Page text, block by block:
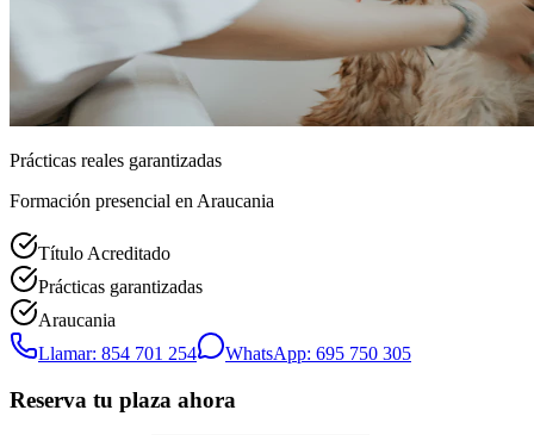
Prácticas reales garantizadas
Formación presencial en Araucania
Título Acreditado
Prácticas garantizadas
Araucania
Llamar: 854 701 254
WhatsApp: 695 750 305
Reserva tu plaza ahora